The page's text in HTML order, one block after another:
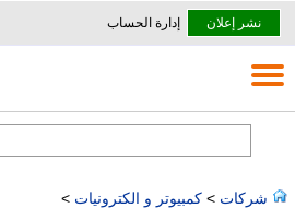
نشر إعلان إدارة الحساب
شركات>كمبيوتر و الكترونيات >